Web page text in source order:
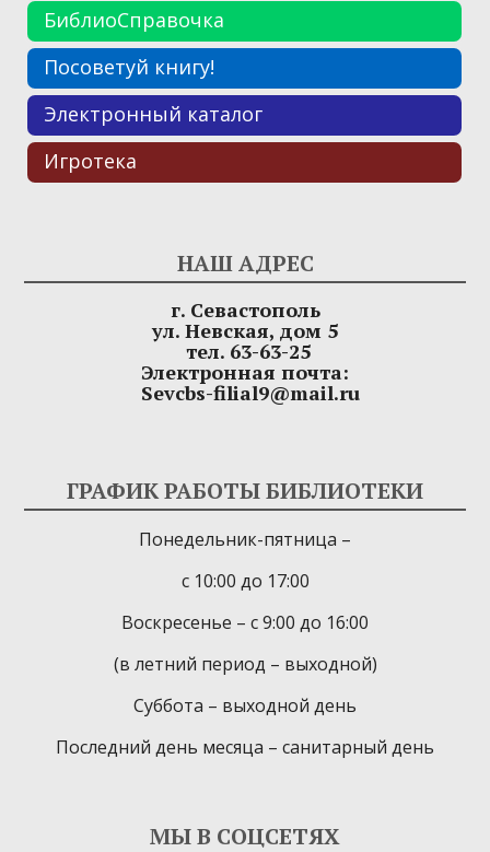
БиблиоСправочка
Посоветуй книгу!
Электронный каталог
Игротека
НАШ АДРЕС
г. Севастополь
ул. Невская, дом 5
тел. 63-63-25
Электронная почта:
Sevcbs-filial9@mail.ru
ГРАФИК РАБОТЫ БИБЛИОТЕКИ
Понедельник-пятница –
с 10:00 до 17:00
Воскресенье – с 9:00 до 16:00
(в летний период – выходной)
Суббота – выходной день
Последний день месяца – санитарный день
МЫ В СОЦСЕТЯХ